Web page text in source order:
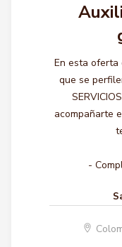
En esta oferta
que se
acompañarte
-